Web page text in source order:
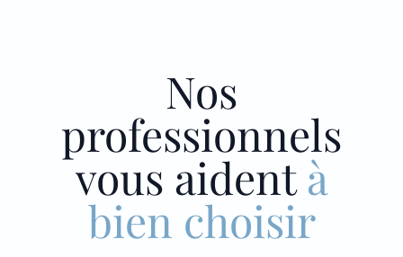
Nos
professionnels
vous aidentà
bien choisir